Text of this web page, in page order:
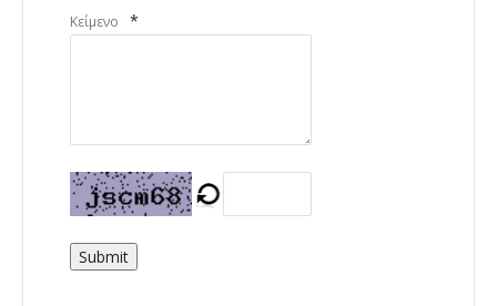
Κείμενο *
Submit